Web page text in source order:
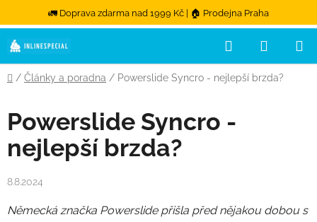
🚛 Doprava zdarma nad 1999 Kč | 🏠 Prodejna Praha
Přejít na obsah
Hledat
Domů
/ Články a poradna / Powerslide Syncro - nejlepší brzda?
Powerslide Syncro -
nejlepší brzda?
8.8.2024
Německá značka Powerslide přišla před nějakou dobou s